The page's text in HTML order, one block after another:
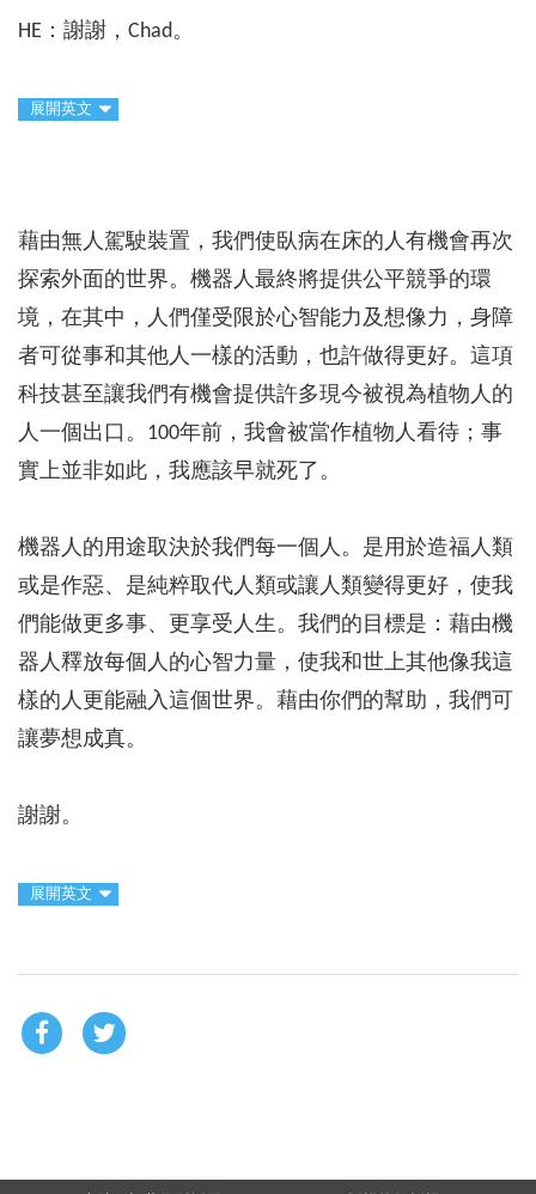
HE：謝謝，Chad。
展開英文
藉由無人駕駛裝置，我們使臥病在床的人有機會再次
探索外面的世界。機器人最終將提供公平競爭的環
境，在其中，人們僅受限於心智能力及想像力，身障
者可從事和其他人一樣的活動，也許做得更好。這項
科技甚至讓我們有機會提供許多現今被視為植物人的
人一個出口。100年前，我會被當作植物人看待；事
實上並非如此，我應該早就死了。
機器人的用途取決於我們每一個人。是用於造福人類
或是作惡、是純粹取代人類或讓人類變得更好，使我
們能做更多事、更享受人生。我們的目標是：藉由機
器人釋放每個人的心智力量，使我和世上其他像我這
樣的人更能融入這個世界。藉由你們的幫助，我們可
讓夢想成真。
謝謝。
展開英文